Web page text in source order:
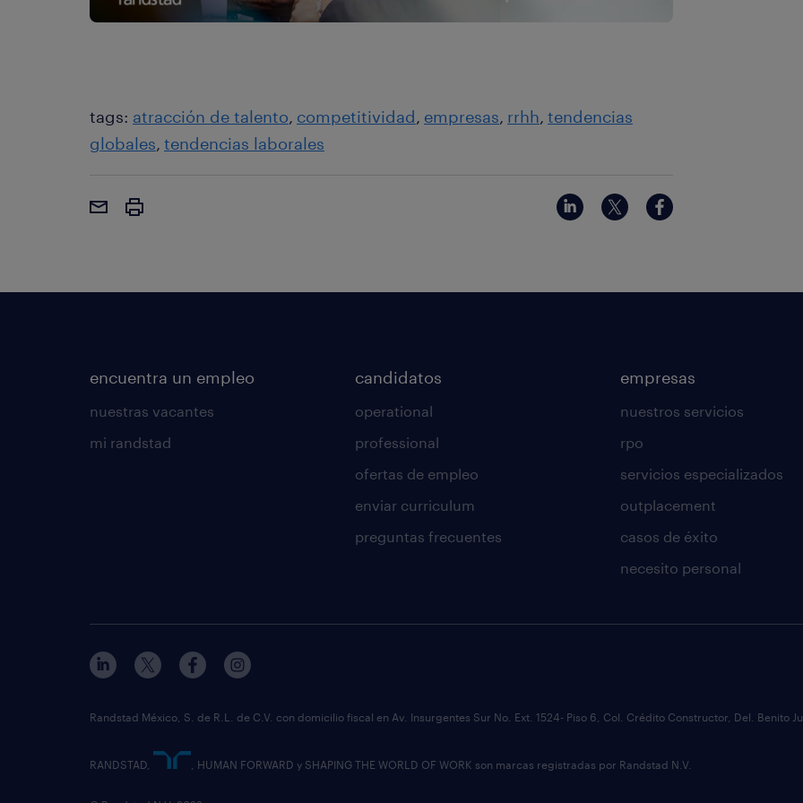
tags: atracción de talento competitividad empresas rrhh tendencias
globales tendencias laborales
encuentra un empleo
nuestras vacantes
mi randstad
candidatos
operational
professional
ofertas de empleo
enviar curriculum
preguntas frecuentes
empresas
nuestros servicios
rpo
servicios especializados
outplacement
casos de éxito
necesito personal
Randstad México, S. de R.L. de C.V. con domicilio fiscal en Av. Insurgentes Sur No. Ext. 1524- Piso 6, Col. Crédito Constructor, Del. Benito
RANDSTAD, , HUMAN FORWARD y SHAPING THE WORLD OF WORK son marcas registradas por Randstad N.V.